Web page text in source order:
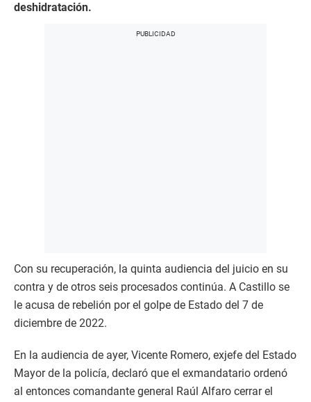
deshidratación.
Con su recuperación, la quinta audiencia del juicio en su
contra y de otros seis procesados continúa. A Castillo se
le acusa de rebelión por el golpe de Estado del 7 de
diciembre de 2022.
En la audiencia de ayer, Vicente Romero, exjefe del Estado
Mayor de la policía, declaró que el exmandatario ordenó
al entonces comandante general Raúl Alfaro cerrar el